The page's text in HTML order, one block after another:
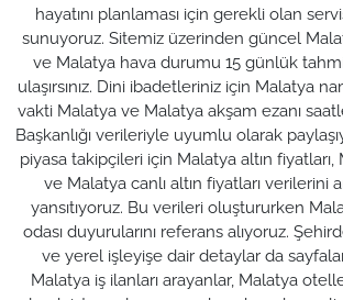
hayatını planlaması için gerekli olan
sunuyoruz. Sitemiz üzerinden güncel
ve Malatya hava durumu 15 günlük
ulaşırsınız. Dini ibadetleriniz için Malatya
vakti Malatya ve Malatya akşam ezanı
Başkanlığı verileriyle uyumlu olarak
piyasa takipçileri için Malatya altın fiyatları,
ve Malatya canlı altın fiyatları verilerini
yansıtıyoruz. Bu verileri oluştururken
odası duyurularını referans alıyoruz.
ve yerel işleyişe dair detaylar da
Malatya iş ilanları arayanlar, Malatya